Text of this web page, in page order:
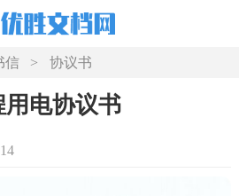
信 > 协议书
用电协议书